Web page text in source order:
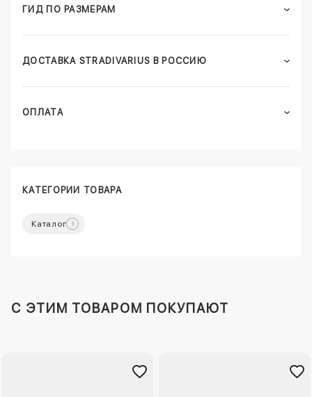
ГИД ПО РАЗМЕРАМ
ДОСТАВКА STRADIVARIUS В РОССИЮ
ОПЛАТА
КАТЕГОРИИ ТОВАРА
Каталог
C ЭТИМ ТОВАРОМ ПОКУПАЮТ